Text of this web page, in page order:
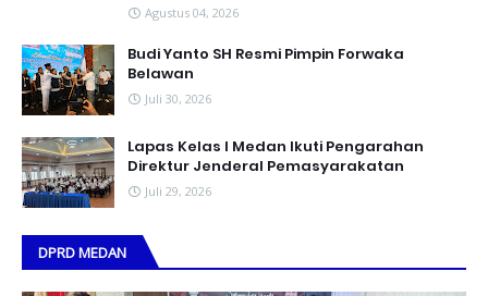
Agustus 04, 2026
Budi Yanto SH Resmi Pimpin Forwaka
Belawan
Juli 30, 2026
Lapas Kelas I Medan Ikuti Pengarahan
Direktur Jenderal Pemasyarakatan
Juli 29, 2026
DPRD MEDAN